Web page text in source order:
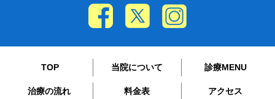
TOP 当院について 診療MENU
治療の流れ 料金表 アクセス